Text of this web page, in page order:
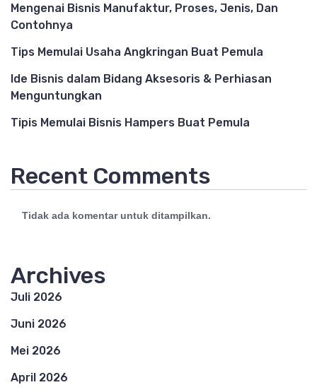
Mengenai Bisnis Manufaktur, Proses, Jenis, Dan
Contohnya
Tips Memulai Usaha Angkringan Buat Pemula
Ide Bisnis dalam Bidang Aksesoris & Perhiasan
Menguntungkan
Tipis Memulai Bisnis Hampers Buat Pemula
Recent Comments
Tidak ada komentar untuk ditampilkan.
Archives
Juli 2026
Juni 2026
Mei 2026
April 2026